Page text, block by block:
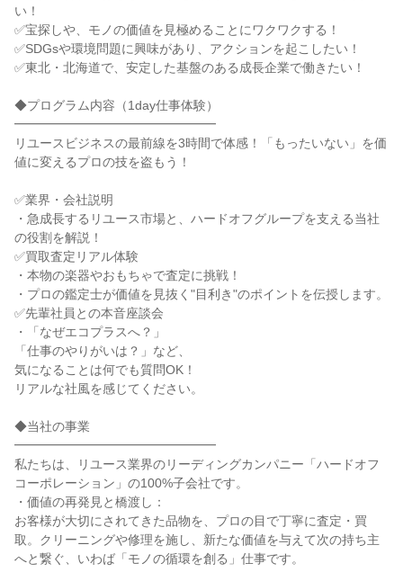
い！
✅宝探しや、モノの価値を見極めることにワクワクする！
✅SDGsや環境問題に興味があり、アクションを起こしたい！
✅東北・北海道で、安定した基盤のある成長企業で働きたい！
◆プログラム内容（1day仕事体験）
━━━━━━━━━━━━━━━━
リユースビジネスの最前線を3時間で体感！「もったいない」を価
値に変えるプロの技を盗もう！
✅業界・会社説明
・急成長するリユース市場と、ハードオフグループを支える当社
の役割を解説！
✅買取査定リアル体験
・本物の楽器やおもちゃで査定に挑戦！
・プロの鑑定士が価値を見抜く"目利き"のポイントを伝授します。
✅先輩社員との本音座談会
・「なぜエコプラスへ？」
「仕事のやりがいは？」など、
気になることは何でも質問OK！
リアルな社風を感じてください。
◆当社の事業
━━━━━━━━━━━━━━━━
私たちは、リユース業界のリーディングカンパニー「ハードオフ
コーポレーション」の100%子会社です。
・価値の再発見と橋渡し：
お客様が大切にされてきた品物を、プロの目で丁寧に査定・買
取。クリーニングや修理を施し、新たな価値を与えて次の持ち主
へと繋ぐ、いわば「モノの循環を創る」仕事です。